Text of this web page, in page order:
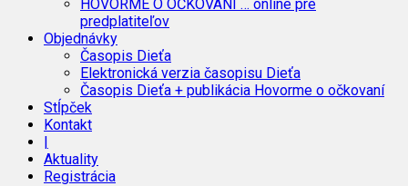
HOVORME O OČKOVANÍ … online pre
predplatiteľov
Objednávky
Časopis Dieťa
Elektronická verzia časopisu Dieťa
Časopis Dieťa + publikácia Hovorme o očkovaní
Stĺpček
Kontakt
|
Aktuality
Registrácia